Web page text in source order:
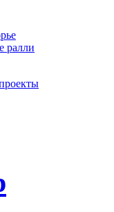
ралли